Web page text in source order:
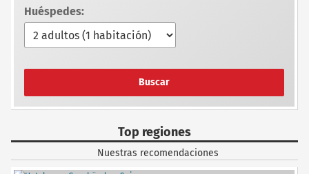
Huéspedes:
Buscar
Top regiones
Nuestras recomendaciones